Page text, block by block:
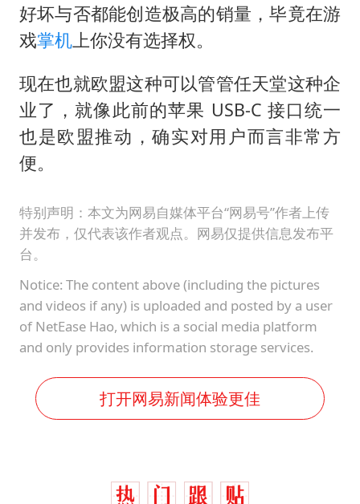
好坏与否都能创造极高的销量，毕竟在游
戏掌机上你没有选择权。
现在也就欧盟这种可以管管任天堂这种企
业了，就像此前的苹果 USB-C 接口统一
也是欧盟推动，确实对用户而言非常方
便。
特别声明：本文为网易自媒体平台“网易号”作者上传
并发布，仅代表该作者观点。网易仅提供信息发布平
台。
Notice: The content above (including the pictures
and videos if any) is uploaded and posted by a user
of NetEase Hao, which is a social media platform
and only provides information storage services.
打开网易新闻体验更佳